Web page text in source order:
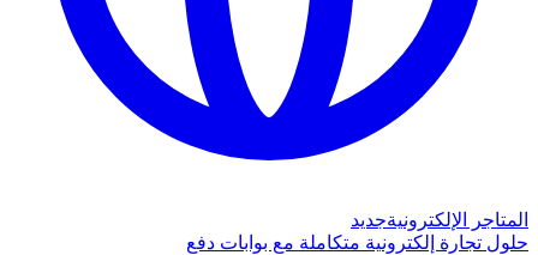
المتاجر الإلكترونيةجديد
حلول تجارة إلكترونية متكاملة مع بوابات دفع